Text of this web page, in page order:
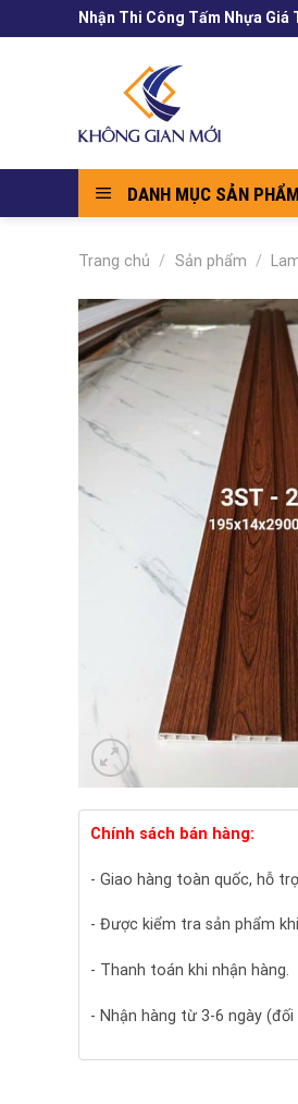
to
Nhận Thi Công Tấm Nhựa Giá
DANH MỤC SẢN PHẨM
Trang chủ / Sản phẩm /
Chính sách bán hàng:
- Giao hàng toàn quốc, hỗ
- Được kiểm tra sản phẩm
- Thanh toán khi nhận hàng.
- Nhận hàng từ 3-6 ngày (đối